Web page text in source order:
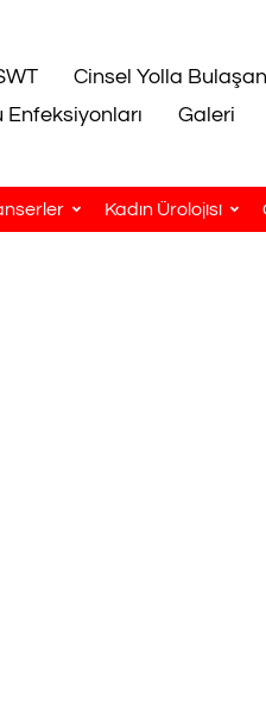
Cinsel Yolla
Enfeksiyonları Galeri
Kadın Ürolojisi